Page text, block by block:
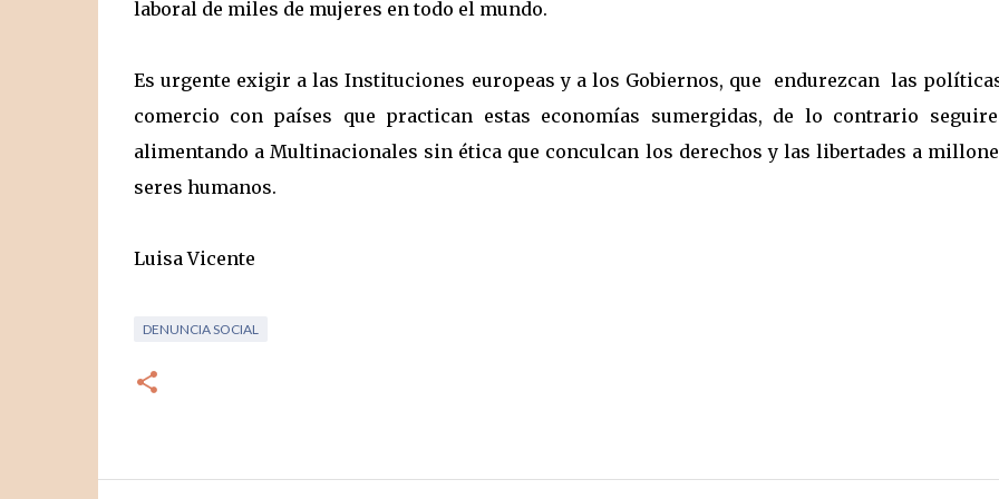
laboral de miles de mujeres en todo el mundo.
Es urgente exigir a las Instituciones europeas y a los Gobiernos, que endurezcan las
comercio con países que practican estas economías sumergidas, de lo contrario
alimentando a Multinacionales sin ética que conculcan los derechos y las libertades a
seres humanos.
Luisa Vicente
DENUNCIA SOCIAL